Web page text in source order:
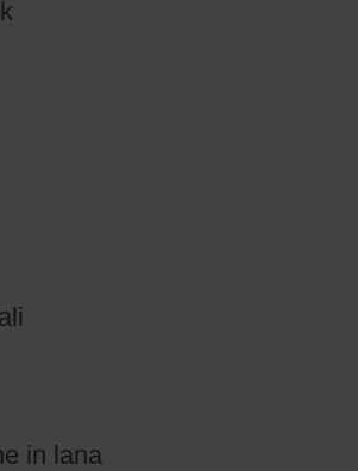
in lana